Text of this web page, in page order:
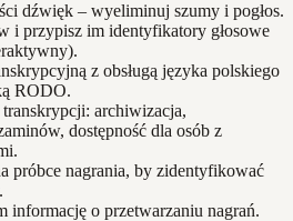
dźwięk – wyeliminuj szumy i pogłos.
i przypisz im identyfikatory głosowe
z obsługą języka polskiego
RODO.
archiwizacja,
dostępność dla osób z
próbce nagrania, by zidentyfikować
.
informację o przetwarzaniu nagrań.